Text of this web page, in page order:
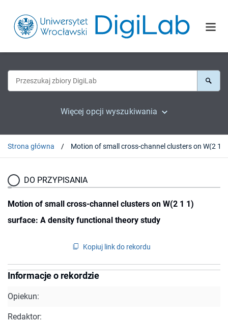
Więcej opcji wyszukiwania
Strona główna
DO PRZYPISANIA
Motion of small cross-channel clusters on W(2 1 1)
surface: A density functional theory study
Kopiuj link do rekordu
Informacje o rekordzie
Opiekun:
Redaktor: